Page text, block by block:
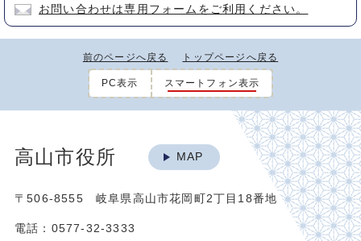
お問い合わせは専用フォームをご利用ください。
前のページへ戻る トップページへ戻る
PC表示 スマートフォン表示
高山市役所 MAP
〒506-8555 岐阜県高山市花岡町2丁目18番地
電話：0577-32-3333